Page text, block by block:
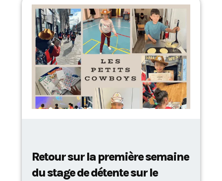
Retour sur la première semaine
du stage de détente sur le